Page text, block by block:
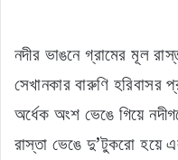
নদীর ভাঙনে গ্রামের মূল
সেখানকার বারুণি হরিবাসর
অর্ধেক অংশ ভেঙে গিয়ে
রাস্তা ভেঙে দু’টুকরো হয়ে